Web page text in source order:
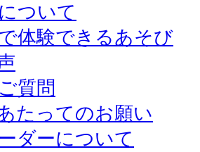
ついて
体験できるあそび
質問
たってのお願い
ダーについて